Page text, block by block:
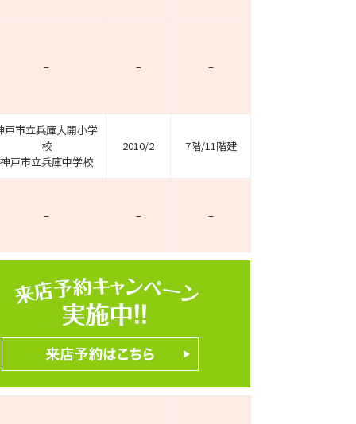
– – –
戸市立兵庫大開小学
校
神戸市立兵庫中学校
2010/2 7階/11階建
– – –